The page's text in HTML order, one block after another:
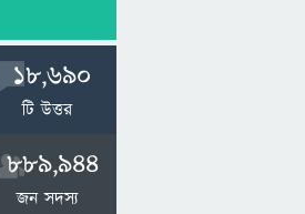
18,690
টি উত্তর
889,944
জন সদস্য